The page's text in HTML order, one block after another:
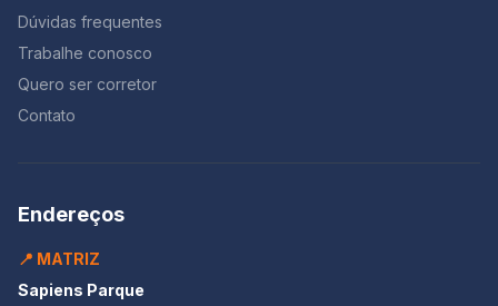
Dúvidas frequentes
Trabalhe conosco
Quero ser corretor
Contato
Endereços
📍 MATRIZ
Sapiens Parque